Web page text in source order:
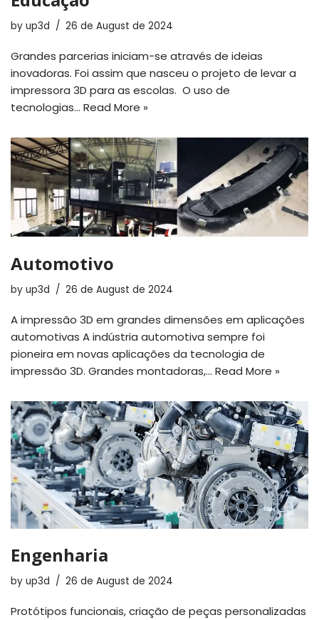
by up3d 26 de August de 2024
Grandes parcerias iniciam-se através de ideias
inovadoras. Foi assim que nasceu o projeto de levar a
impressora 3D para as escolas. O uso de
tecnologias… Read More »
Automotivo
by up3d 26 de August de 2024
A impressão 3D em grandes dimensões em aplicações
automotivas A indústria automotiva sempre foi
pioneira em novas aplicações da tecnologia de
impressão 3D. Grandes montadoras,… Read More »
Engenharia
by up3d 26 de August de 2024
Protótipos funcionais, criação de peças personalizadas